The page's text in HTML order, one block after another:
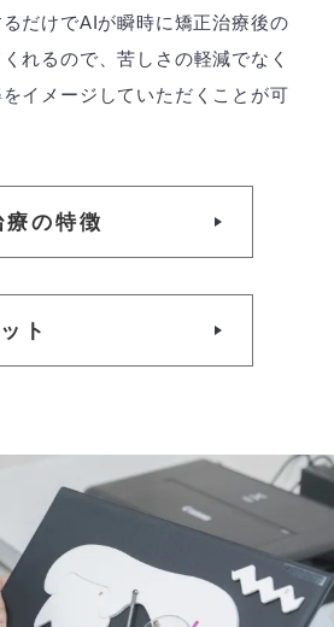
だけでAIが瞬時に矯正治療後の
れるので、苦しさの軽減でなく
イメージしていただくことが可
の特徴
ト